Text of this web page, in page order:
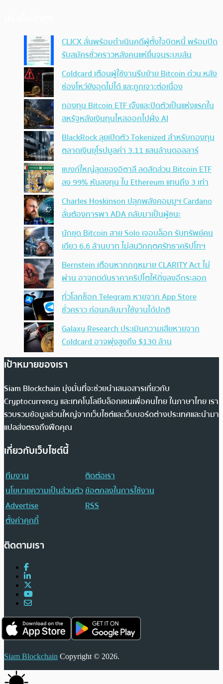
CLICX ลั่นพร้อมดำเนินคดีผู้ตั้งใจบิดหนี้ พร้อมปิด
รับสมัครชั่วคราวหลังคนแห่ยื่นจนระบบล้น
Coldcard เตือนผู้ใช้งานรีบย้าย Bitcoin ด่วน หลัง
ช่องโหว่ยังอุดไม่ได้ และถูกเจาะต่อเนื่อง
กองทุน Bitcoin ETF เจ๊งและปิดตัวเป็นแห่งแรกใน
สหรัฐหลังเงินทุนไหลออกไปฝั่ง AI
BlackRock ลุยเปิดตัว Tokenized สำหรับกองทุน
ตลาดเงินยุโรปมูลค่า 3.11 แสนล้านดอลลาร์
แบงก์ใหญ่สุดของอิตาลี ลดสัดส่วน Bitcoin ETF
ลง 99% หันลงทุน ใน Ethereum แทนถึง 3 เท่า
Charles Hoskinson ปลุกพลังคอมมูฯ Cardano
ลั่นต้องการพา ADA กลับมาเป็นผู้ชนะ
นักขุด Bitcoin สาย Solo เจอบล็อก รับทรัพย์คน
เดียว 6.6 ล้านบาท ไม่สนวิกฤตศรัทธาคริปโทฯ
Bernstein เตือนหากกฎหมาย CLARITY Act ไม่
ผ่าน อาจกดดันราคาคริปโตให้ดิ่งลงอีกระลอก
ทั่วโลกช็อก Telegram หายจาก App Store
ชั่วคราว ก่อนกลับมาใช้งานได้ปกติ
Galaxy Research ประเมินความเสียหายจาก
Coldcard อาจพุ่งสูงถึง $130 ล้าน
เป้าหมายของเรา
Siam Blockchain มุ่งมั่นที่จะช่วยนำเสนอสารเกี่ยวกับ
Cryptocurrency และเทคโนโลยีบล็อกเชนเพื่อคนไทย ในภาษาไทย เรา
รวบรวมข้อมูลส่วนใหญ่จากเว็บไซต์และเว็บบอร์ดต่างประเทศและนำมา
แปลส่งตรงถึงฟีดคุณ
เกี่ยวกับเว็บไซต์นี้
ทีมงาน
ติดต่อเรา
นโยบายความเป็นส่วนตัวข้อตกลงในการใช้งาน
Advertise
RSS
ตั้งค่าคุกกี้
ติดตามเรา
Siam Blockchain Copyright © 2026.